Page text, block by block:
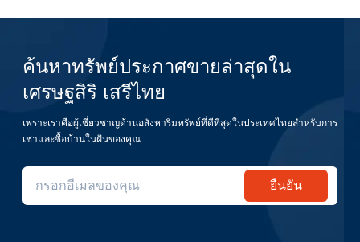
ค้นหาทรัพย์ประกาศขายล่าสุดใน
เศรษฐสิริ เสรีไทย
เพราะเราคือผู้เชี่ยวชาญด้านอสังหาริมทรัพย์ที่ดีที่สุดในประเทศไทยสำหรับการ
เช่าและซื้อบ้านในฝันของคุณ
ยืนยัน